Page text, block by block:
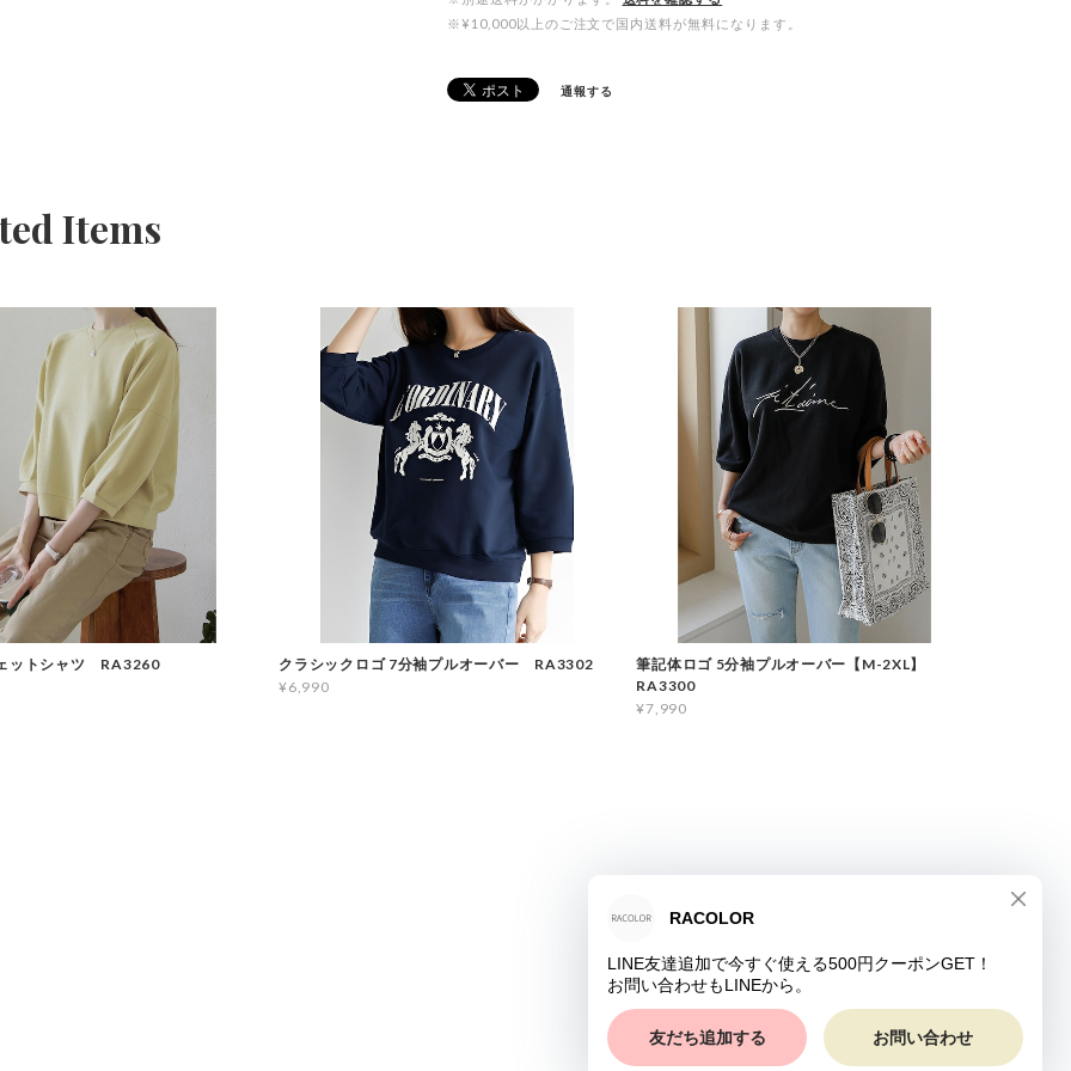
※¥10,000以上のご注文で国内送料が無料になります。
通報する
Items
ットシャツ RA3260
クラシックロゴ 7分袖プルオーバー RA3302
¥6,990
筆記体ロゴ 5分袖プルオーバー【M-2XL】
RA3300
¥7,990